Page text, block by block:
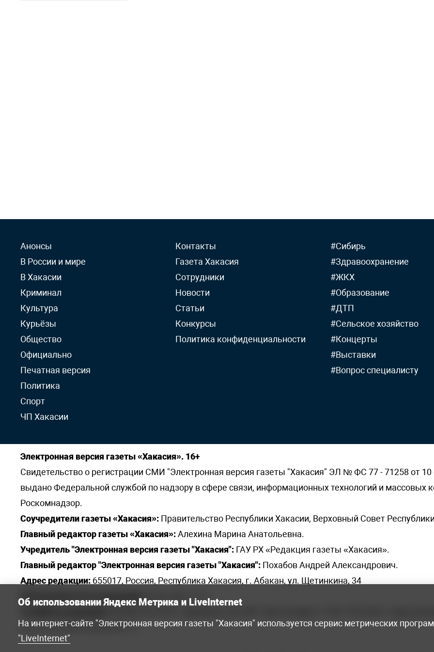
Анонсы
В России и мире
В Хакасии
Криминал
Культура
Курьёзы
Общество
Официально
Печатная версия
Политика
Спорт
ЧП Хакасии
Контакты
Газета Хакасия
Сотрудники
Новости
Статьи
Конкурсы
Политика конфиденциальности
#Сибирь
#Здравоохранение
#ЖКХ
#Образование
#ДТП
#Сельское хозяйство
#Концерты
#Выставки
#Вопрос специалисту
Электронная версия газеты «Хакасия». 16+
Свидетельство о регистрации СМИ "Электронная версия газеты "Хакасия" ЭЛ № ФС 77 - 71258 от 10
выдано Федеральной службой по надзору в сфере связи, информационных технологий и массовых
Роскомнадзор.
Соучредители газеты «Хакасия»: Правительство Республики Хакасии, Верховный Совет
Главный редактор газеты «Хакасия»:Алехина Марина Анатольевна.
Учредитель "Электронная версия газеты "Хакасия": ГАУ РХ «Редакция газеты «Хакасия».
Главный редактор "Электронная версия газеты "Хакасия": Похабов Андрей Александрович.
Адрес редакции: 655017, Россия, Республика Хакасия, г. Абакан, ул. Щетинкина, 34
Электронная почта редакции: khakred@r-19.ru
elena.s.korotkowa@yandex.ru.
Об использовании Яндекс Метрика и LiveInternet
На интернет-сайте "Электронная версия газеты "Хакасия" используется сервис метрических
"LiveInternet"